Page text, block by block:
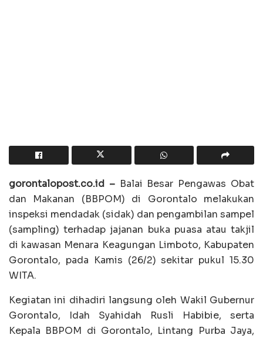
gorontalopost.co.id –Balai Besar Pengawas Obat
dan Makanan (BBPOM) di Gorontalo melakukan
inspeksi mendadak (sidak) dan pengambilan sampel
(sampling) terhadap jajanan buka puasa atau takjil
di kawasan Menara Keagungan Limboto, Kabupaten
Gorontalo, pada Kamis (26/2) sekitar pukul 15.30
WITA.
Kegiatan ini dihadiri langsung oleh Wakil Gubernur
Gorontalo, Idah Syahidah Rusli Habibie, serta
Kepala BBPOM di Gorontalo, Lintang Purba Jaya,